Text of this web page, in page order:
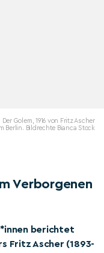
Der Golem, 1916 von Fritz Ascher
Berlin. Bildrechte Bianca Stock
Verborgenen
berichtet
Fritz Ascher (1893-